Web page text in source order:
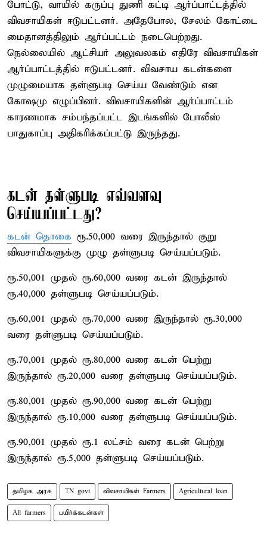
போட்டு, வாயில் கருப்பு துணி கட்டி ஆர்ப்பாட்டத்தில்
விவசாயிகள் ஈடுபட்டனர். அதேபோல, சேலம் கோட்டை
மைதானத்திலும் ஆர்ப்பட்டம் நடைபெற்றது.
நெல்லையில் ஆட்சியர் அலுவலகம் எதிரே விவசாயிகள்
ஆர்ப்பாட்டத்தில் ஈடுபட்டனர். விவசாய கடன்களை
முழுமையாக தள்ளுபடி செய்ய வேண்டும் என
கோஷமு எழுப்பினர். விவசாயிகளின் ஆர்ப்பாட்டம்
காரணமாக சம்பந்தப்பட்ட இடங்களில் போலீஸ்
பாதுகாப்பு அதிகரிக்கப்பட்டு இருந்தது.
கடன் தள்ளுபடி எவ்வளவு
செய்யப்பட்டது?
கடன் தொகை ரூ.50,000 வரை இருந்தால் குறு
விவசாயிகளுக்கு முழு தள்ளுபடி செய்யப்படும்.
ரூ.50,001 முதல் ரூ.60,000 வரை கடன் இருந்தால்
ரூ.40,000 தள்ளுபடி செய்யப்படும்.
ரூ.60,001 முதல் ரூ.70,000 வரை இருந்தால் ரூ.30,000
வரை தள்ளுபடி செய்யப்படும்.
ரூ.70,001 முதல் ரூ.80,000 வரை கடன் பெற்று
இருந்தால் ரூ.20,000 வரை தள்ளுபடி செய்யப்படும்.
ரூ.80,001 முதல் ரூ.90,000 வரை கடன் பெற்று
இருந்தால் ரூ.10,000 வரை தள்ளுபடி செய்யப்படும்.
ரூ.90,001 முதல் ரூ.1 லட்சம் வரை கடன் பெற்று
இருந்தால் ரூ.5,000 தள்ளுபடி செய்யப்படும்.
தமிழக அரசு TN govt விவசாயிகள் Farmers Agricultural loan
All farmers பயிர்க்கடன்கள்